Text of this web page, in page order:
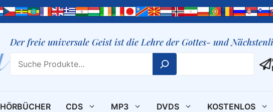
Der freie universale Geist ist die Lehre der Gottes- und
Search
HÖRBÜCHER CDS MP3 DVDS KOSTENLOS